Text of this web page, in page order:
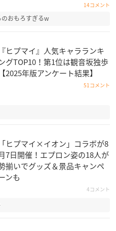
14コメント
おもろすぎるw
『ヒプマイ』人気キャラランキ
グTOP10！第1位は観音坂独歩
【2025年版アンケート結果】
51コメント
「ヒプマイ×イオン」コラボが8
7日開催！エプロン姿の18人が
揃いでグッズ＆景品キャンペ
ンも
4コメント